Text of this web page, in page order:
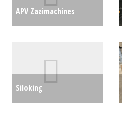
APV Zaaimachines
Siloking